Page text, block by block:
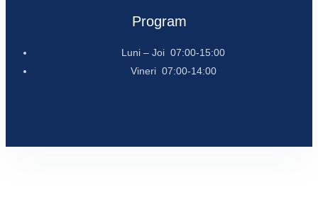
Program
Luni – Joi 07:00-15:00
Vineri 07:00-14:00